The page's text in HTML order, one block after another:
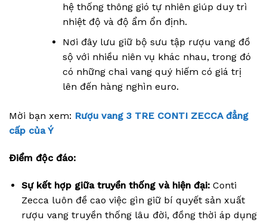
hệ thống thông gió tự nhiên giúp duy trì
nhiệt độ và độ ẩm ổn định.
Nơi đây lưu giữ bộ sưu tập rượu vang đồ
sộ với nhiều niên vụ khác nhau, trong đó
có những chai vang quý hiếm có giá trị
lên đến hàng nghìn euro.
Mời bạn xem: Rượu vang 3 TRE CONTI ZECCA đẳng
cấp của Ý
Điểm độc đáo:
Sự kết hợp giữa truyền thống và hiện đại:Conti
Zecca luôn đề cao việc gìn giữ bí quyết sản xuất
rượu vang truyền thống lâu đời, đồng thời áp dụng